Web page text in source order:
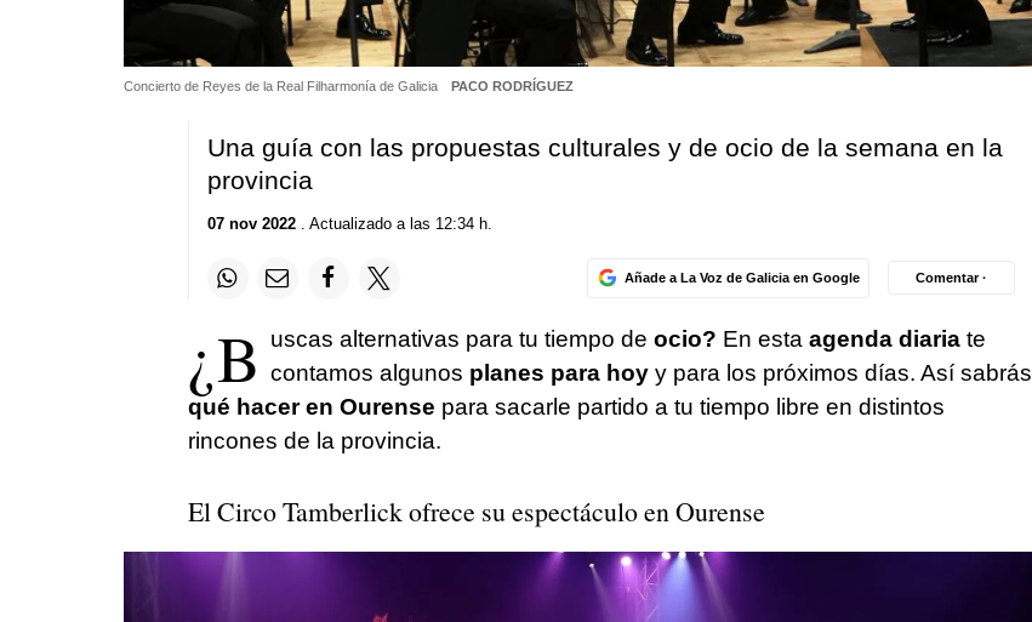
Concierto de Reyes de la Real Filharmonía de Galicia PACO RODRÍGUEZ
Una guía con las propuestas culturales y de ocio de la semana en la
provincia
07 nov 2022. Actualizado a las 12:34 h.
Añade a La Voz de Galicia en Google Comentar ·
¿B uscas alternativas para tu tiempo de ocio? En esta agenda diariate
contamos algunos planes para hoyy para los próximos días. Así sabrás
qué hacer en Ourense para sacarle partido a tu tiempo libre en distintos
rincones de la provincia.
El Circo Tamberlick ofrece su espectáculo en Ourense